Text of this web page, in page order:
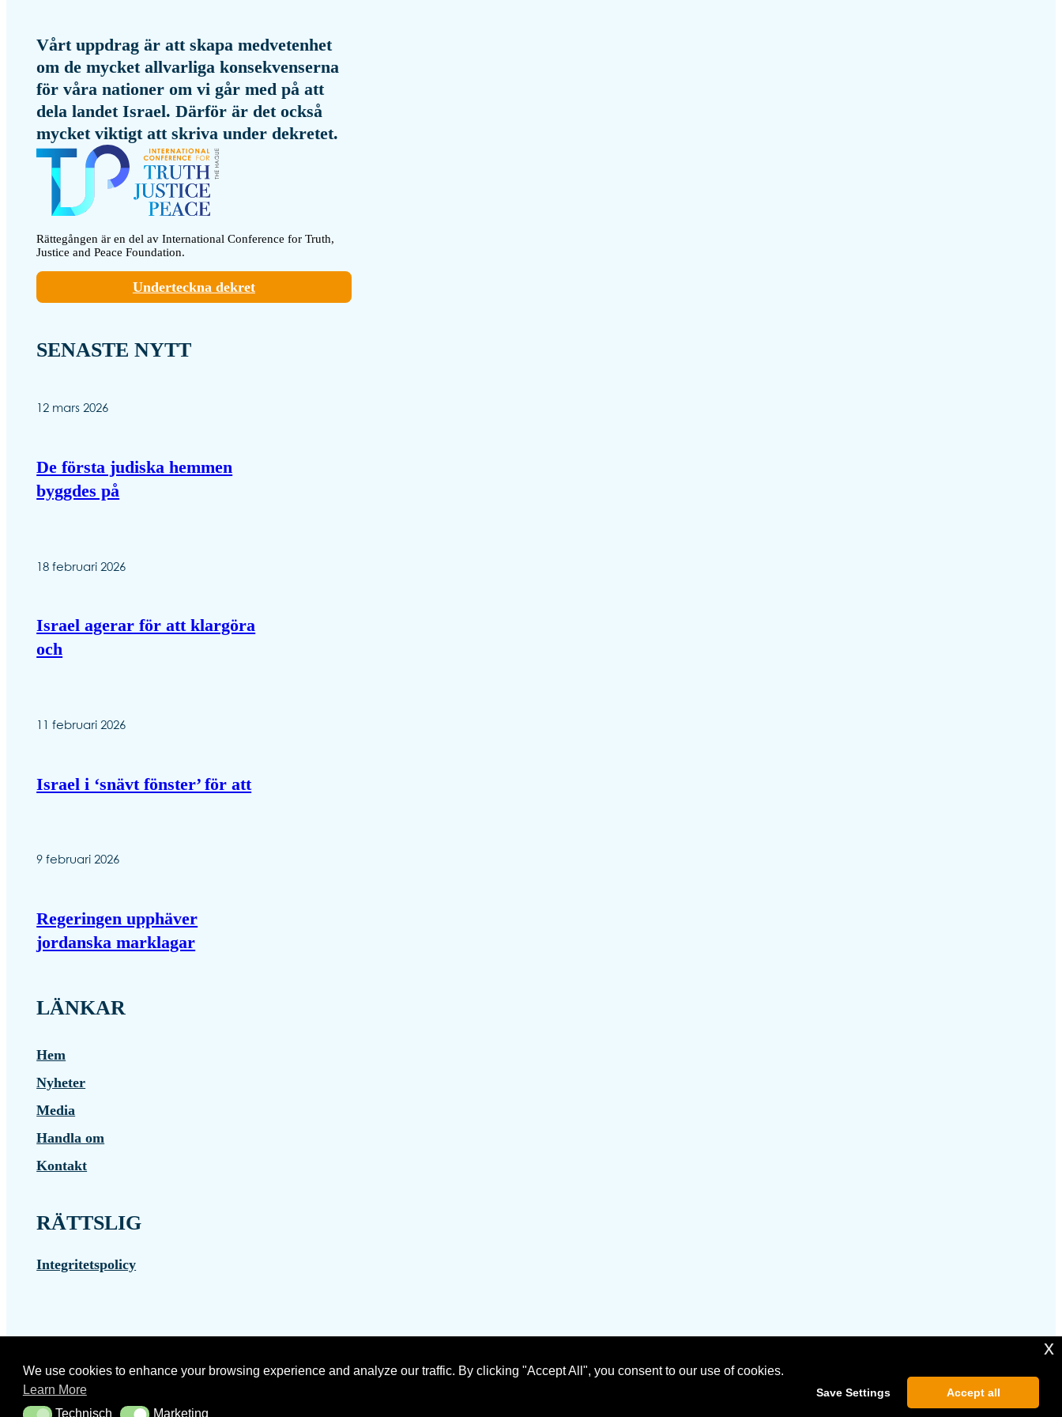
We use cookies to enhance your browsing experience and analyze our traffic. By clicking "Accept All", you consent to our use of cookies.
Learn More
Technisch Marketing
Save Settings Accept all
x
Vårt uppdrag är att skapa medvetenhet
om de mycket allvarliga konsekvenserna
för våra nationer om vi går med på att
dela landet Israel. Därför är det också
mycket viktigt att skriva under dekretet.
Rättegången är en del av International Conference for Truth,
Justice and Peace Foundation.
Underteckna dekret
SENASTE NYTT
12 mars 2026
De första judiska hemmen
byggdes på
18 februari 2026
Israel agerar för att klargöra
och
11 februari 2026
Israel i ‘snävt fönster’ för att
9 februari 2026
Regeringen upphäver
jordanska marklagar
LÄNKAR
Hem
Nyheter
Media
Handla om
Kontakt
RÄTTSLIG
Integritetspolicy
Läs denna sida i